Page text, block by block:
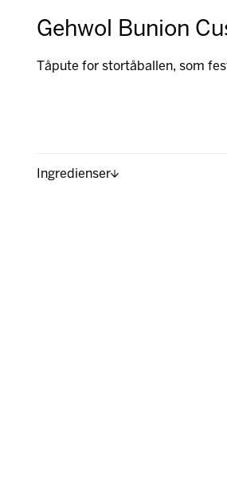
Gehwol Bunion
Tåpute for stortåballen, som
Ingredienser